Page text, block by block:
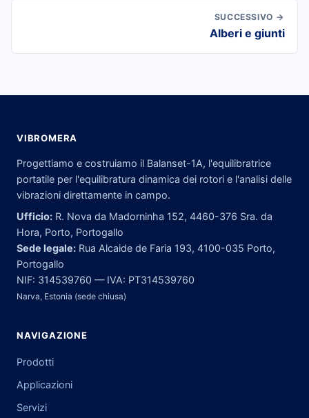
SUCCESSIVO →
Alberi e giunti
VIBROMERA
Progettiamo e costruiamo il Balanset-1A, l'equilibratrice
portatile per l'equilibratura dinamica dei rotori e l'analisi delle
vibrazioni direttamente in campo.
Ufficio: R. Nova da Madorninha 152, 4460-376 Sra. da
Hora, Porto, Portogallo
Sede legale: Rua Alcaide de Faria 193, 4100-035 Porto,
Portogallo
NIF: 314539760 — IVA: PT314539760
Narva, Estonia (sede chiusa)
NAVIGAZIONE
Prodotti
Applicazioni
Servizi